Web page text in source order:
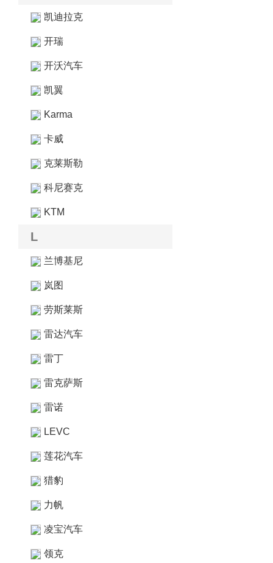
凯迪拉克
开瑞
开沃汽车
凯翼
Karma
卡威
克莱斯勒
科尼赛克
KTM
L
兰博基尼
岚图
劳斯莱斯
雷达汽车
雷丁
雷克萨斯
雷诺
LEVC
莲花汽车
猎豹
力帆
凌宝汽车
领克